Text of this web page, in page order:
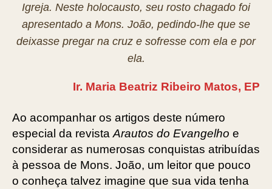
Igreja. Neste holocausto, seu rosto chagado foi
apresentado a Mons. João, pedindo-lhe que se
deixasse pregar na cruz e sofresse com ela e por
ela.
Ir. Maria Beatriz Ribeiro Matos, EP
Ao acompanhar os artigos deste número
especial da revista Arautos do Evangelho e
considerar as numerosas conquistas atribuídas
à pessoa de Mons. João, um leitor que pouco
o conheça talvez imagine que sua vida tenha